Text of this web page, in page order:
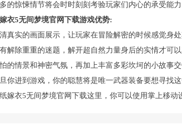
的惊悚情节将会时时刻刻考验玩家们内心的承受能力
衣5无间梦境官网下载游戏优势:
真实的画面展示，让玩家在冒险解密的时候感觉身
解除重重的迷题，解开超自然力量身后的实情才可
的情景和神密气氛，再加上丰富多彩坎坷的小故事
你进到游戏，你的聪慧将是唯一武器装备要想寻找
嫁衣5无间梦境官网下载这里，你可以使用掌上移动